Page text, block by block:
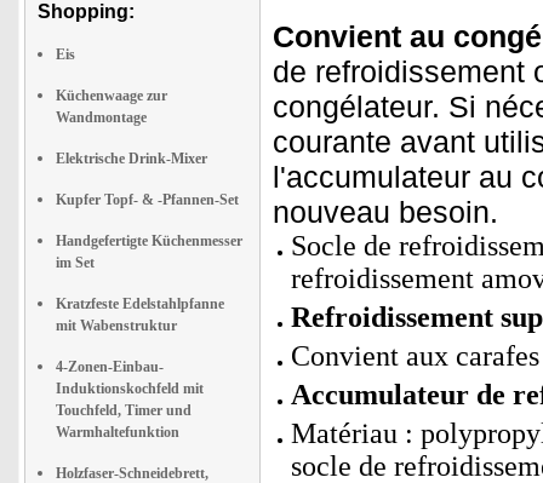
Shopping:
Eis
Küchenwaage zur
Wandmontage
Elektrische Drink-Mixer
Kupfer Topf- & -Pfannen-Set
Handgefertigte Küchenmesser
im Set
Kratzfeste Edelstahlpfanne
mit Wabenstruktur
4-Zonen-Einbau-
Induktionskochfeld mit
Touchfeld, Timer und
Warmhaltefunktion
Holzfaser-Schneidebrett,
Convient au
de refroidissement
congélateur. Si
courante avant
l'accumulateur au
nouveau besoin.
Socle de
refroidissement
Refroidissement
Convient aux
Accumulateur de
Matériau :
socle de